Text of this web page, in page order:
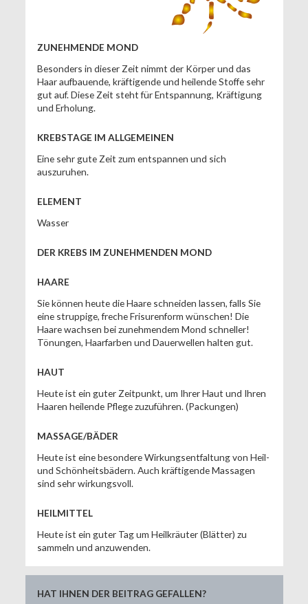
ZUNEHMENDE MOND
Besonders in dieser Zeit nimmt der Körper und das
Haar aufbauende, kräftigende und heilende Stoffe sehr
gut auf. Diese Zeit steht für Entspannung, Kräftigung
und Erholung.
KREBSTAGE IM ALLGEMEINEN
Eine sehr gute Zeit zum entspannen und sich
auszuruhen.
ELEMENT
Wasser
DER KREBS IM ZUNEHMENDEN MOND
HAARE
Sie können heute die Haare schneiden lassen, falls Sie
eine struppige, freche Frisurenform wünschen! Die
Haare wachsen bei zunehmendem Mond schneller!
Tönungen, Haarfarben und Dauerwellen halten gut.
HAUT
Heute ist ein guter Zeitpunkt, um Ihrer Haut und Ihren
Haaren heilende Pflege zuzuführen. (Packungen)
MASSAGE/BÄDER
Heute ist eine besondere Wirkungsentfaltung von Heil-
und Schönheitsbädern. Auch kräftigende Massagen
sind sehr wirkungsvoll.
HEILMITTEL
Heute ist ein guter Tag um Heilkräuter (Blätter) zu
sammeln und anzuwenden.
HAT IHNEN DER BEITRAG GEFALLEN?